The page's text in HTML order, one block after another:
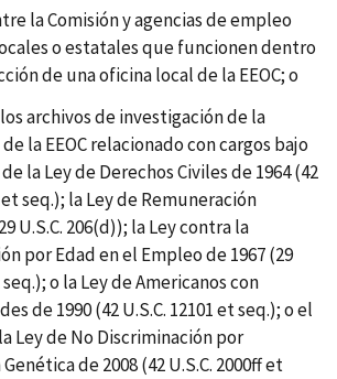
la Comisión y agencias de empleo
o estatales que funcionen dentro
de una oficina local de la EEOC; o
archivos de investigación de la
la EEOC relacionado con cargos bajo
la Ley de Derechos Civiles de 1964 (42
et seq.); la Ley de Remuneración
U.S.C. 206(d)); la Ley contra la
por Edad en el Empleo de 1967 (29
seq.); o la Ley de Americanos con
de 1990 (42 U.S.C. 12101 et seq.); o el
Ley de No Discriminación por
de 2008 (42 U.S.C. 2000ff et